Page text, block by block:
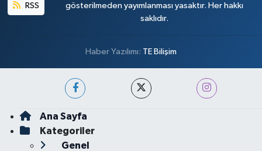
RSS
gösterilmeden yayımlanması yasaktır. Her hakkı
saklıdır.
Haber Yazılımı: TE Bilişim
Ana Sayfa
Kategoriler
Genel